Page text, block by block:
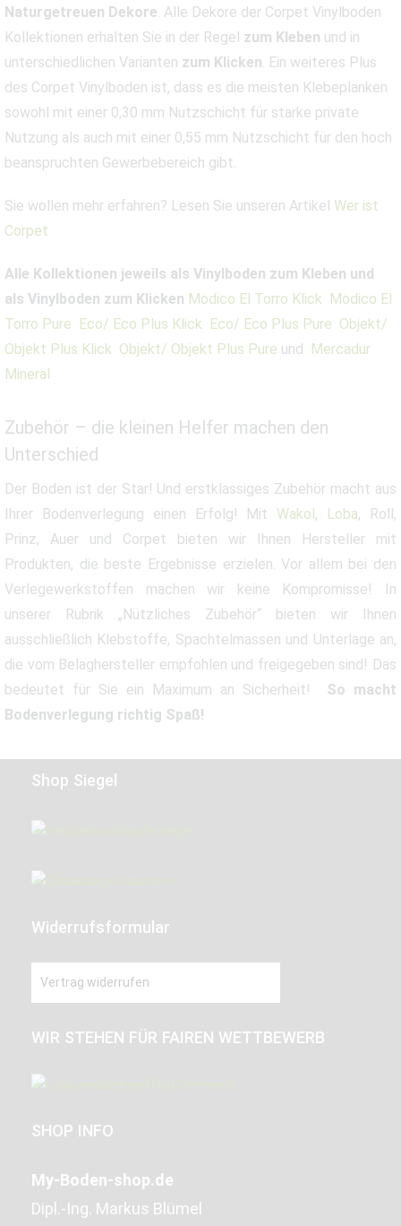
Naturgetreuen Dekore. Alle Dekore der Corpet Vinylboden
Kollektionen erhalten Sie in der Regel zum Kleben und in
unterschiedlichen Varianten zum Klicken. Ein weiteres Plus
des Corpet Vinylboden ist, dass es die meisten Klebeplanken
sowohl mit einer 0,30 mm Nutzschicht für starke private
Nutzung als auch mit einer 0,55 mm Nutzschicht für den hoch
beanspruchten Gewerbebereich gibt.
Sie wollen mehr erfahren? Lesen Sie unseren Artikel Wer ist
Corpet
Alle Kollektionen jeweils als Vinylboden zum Kleben und
als Vinylboden zum Klicken Modico El Torro Klick
Modico El
Torro Pure
Eco/ Eco Plus Klick Eco/ Eco Plus Pure Objekt/
Objekt Plus Klick Objekt/ Objekt Plus Pure und
Mercadur
Mineral
Zubehör – die kleinen Helfer machen den
Unterschied
Der Boden ist der Star! Und erstklassiges Zubehör macht aus
Ihrer Bodenverlegung einen Erfolg! Mit Wakol , Loba, Roll,
Prinz, Auer und Corpet bieten wir Ihnen Hersteller mit
Produkten, die beste Ergebnisse erzielen. Vor allem bei den
Verlegewerkstoffen machen wir keine Kompromisse! In
unserer Rubrik „Nützliches Zubehör“ bieten wir Ihnen
ausschließlich Klebstoffe, Spachtelmassen und Unterlage an,
die vom Belaghersteller empfohlen und freigegeben sind! Das
bedeutet für Sie ein Maximum an Sicherheit! So macht
Bodenverlegung richtig Spaß!
Shop Siegel
Widerrufsformular
Vertrag widerrufen
WIR STEHEN FÜR FAIREN WETTBEWERB
SHOP INFO
My-Boden-shop.de
Dipl.-Ing. Markus Blümel